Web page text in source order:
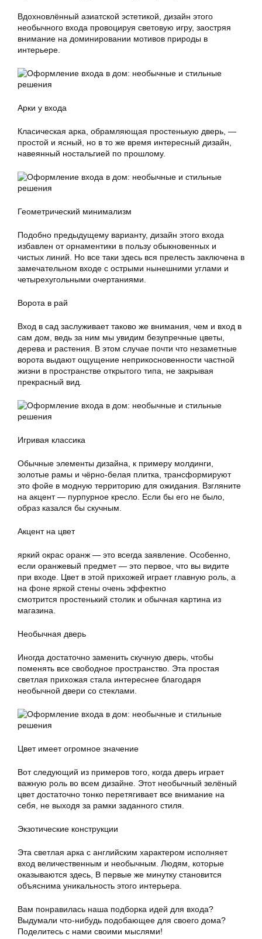
Вдохновлённый азиатской эстетикой, дизайн этого
необычного входа провоцируя световую игру, заостряя
внимание на доминировании мотивов природы в
интерьере.
Арки у входа
Класическая арка, обрамляющая простенькую дверь, —
простой и ясный, но в то же время интересный дизайн,
навеянный ностальгией по прошлому.
Геометрический минимализм
Подобно предыдущему варианту, дизайн этого входа
избавлен от орнаментики в пользу обыкновенных и
чистых линий. Но все таки здесь вся прелесть заключена в
замечательном входе с острыми нынешними углами и
четырехугольными очертаниями.
Ворота в рай
Вход в сад заслуживает таково же внимания, чем и вход в
сам дом, ведь за ним мы увидим безупречные цветы,
дерева и растения. В этом случае почти что незаметные
ворота выдают ощущение неприкосновенности частной
жизни в пространстве открытого типа, не закрывая
прекрасный вид.
Игривая классика
Обычные элементы дизайна, к примеру молдинги,
золотые рамы и чёрно-белая плитка, трансформируют
это фойе в модную территорию для ожидания. Взгляните
на акцент — пурпурное кресло. Если бы его не было,
образ казался бы скучным.
Акцент на цвет
яркий окрас оранж — это всегда заявление. Особенно,
если оранжевый предмет — это первое, что вы видите
при входе. Цвет в этой прихожей играет главную роль, а
на фоне яркой стены очень эффектно
смотрится простенький столик и обычная картина из
магазина.
Необычная дверь
Иногда достаточно заменить скучную дверь, чтобы
поменять все свободное пространство. Эта простая
светлая прихожая стала интереснее благодаря
необычной двери со стеклами.
Цвет имеет огромное значение
Вот следующий из примеров того, когда дверь играет
важную роль во всем дизайне. Этот необычный зелёный
цвет достаточно тонко перетягивает все внимание на
себя, не выходя за рамки заданного стиля.
Экзотические конструкции
Эта светлая арка с английским характером исполняет
вход величественным и необычным. Людям, которые
оказываются здесь, В первые же минутку становится
объяснима уникальность этого интерьера.
Вам понравилась наша подборка идей для входа?
Выдумали что-нибудь подобающее для своего дома?
Поделитесь с нами своими мыслями!